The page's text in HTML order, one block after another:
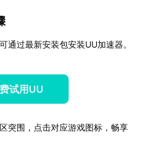
通过最新安装包安装UU加速器。
试用UU
突围，点击对应游戏图标，畅享